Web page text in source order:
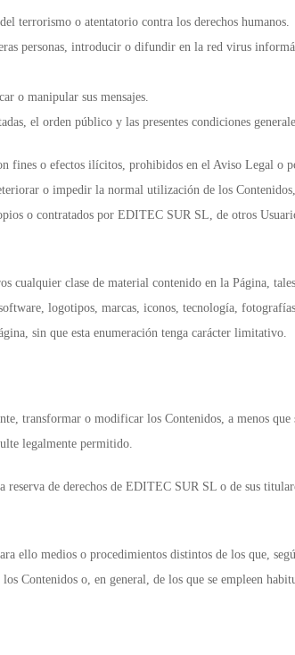
terrorismo o atentatorio contra los derechos humanos.
personas, introducir o difundir en la red virus
o manipular sus mensajes.
el orden público y las presentes condiciones
o efectos ilícitos, prohibidos en el Aviso Legal o
o impedir la normal utilización de los
o contratados por EDITEC SUR SL, de otros
clase de material contenido en la Página,
logotipos, marcas, iconos, tecnología,
sin que esta enumeración tenga carácter limitativo.
transformar o modificar los Contenidos, a menos que
legalmente permitido.
de derechos de EDITEC SUR SL o de sus
ello medios o procedimientos distintos de los que,
Contenidos o, en general, de los que se empleen